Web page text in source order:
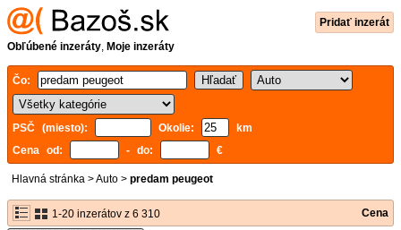
Pridať inzerát
Obľúbené inzeráty, Moje inzeráty
Čo:
PSČ (miesto): Okolie:
km
Cena od:
- do: €
Hlavná stránka >Auto > predam peugeot
1-20 inzerátov z 6 310 Cena